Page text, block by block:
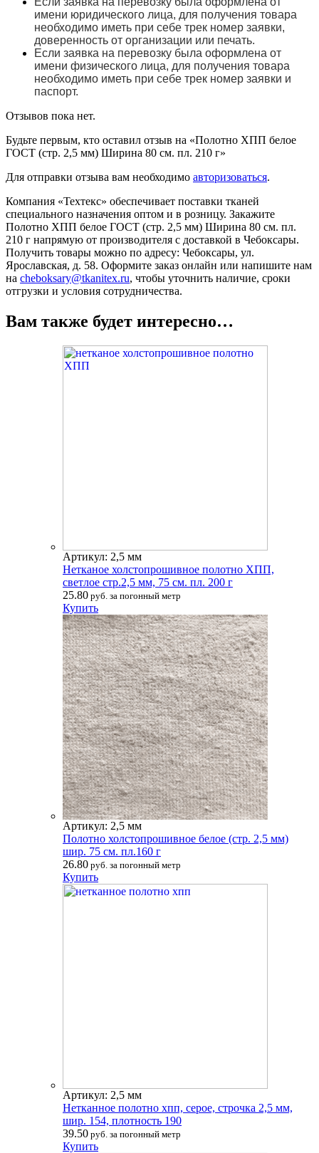
имени юридического лица, для получения товара
необходимо иметь при себе трек номер заявки,
доверенность от организации или печать.
Если заявка на перевозку была оформлена от
имени физического лица, для получения товара
необходимо иметь при себе трек номер заявки и
паспорт.
Отзывов пока нет.
Будьте первым, кто оставил отзыв на «Полотно ХПП белое
ГОСТ (стр. 2,5 мм) Ширина 80 см. пл. 210 г»
Для отправки отзыва вам необходимо авторизоваться.
Компания «Техтекс» обеспечивает поставки тканей
специального назначения оптом и в розницу. Закажите
Полотно ХПП белое ГОСТ (стр. 2,5 мм) Ширина 80 см. пл.
210 г напрямую от производителя с доставкой в Чебоксары.
Получить товары можно по адресу: Чебоксары, ул.
Ярославская, д. 58. Оформите заказ онлайн или напишите нам
на cheboksary@tkanitex.ru, чтобы уточнить наличие, сроки
отгрузки и условия сотрудничества.
Вам также будет интересно…
Артикул: 2,5 мм
Нетканое холстопрошивное полотно ХПП,
светлое стр.2,5 мм, 75 см. пл. 200 г
25.80 руб. за погонный метр
Купить
Артикул: 2,5 мм
Полотно холстопрошивное белое (стр. 2,5 мм)
шир. 75 см. пл.160 г
26.80 руб. за погонный метр
Купить
Артикул: 2,5 мм
Нетканное полотно хпп, серое, строчка 2,5 мм,
шир. 154, плотность 190
39.50 руб. за погонный метр
Купить